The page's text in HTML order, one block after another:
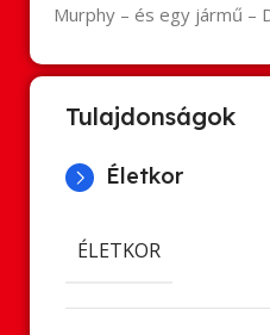
Murphy – és egy jármű –
Tulajdonságok
Életkor
ÉLETKOR